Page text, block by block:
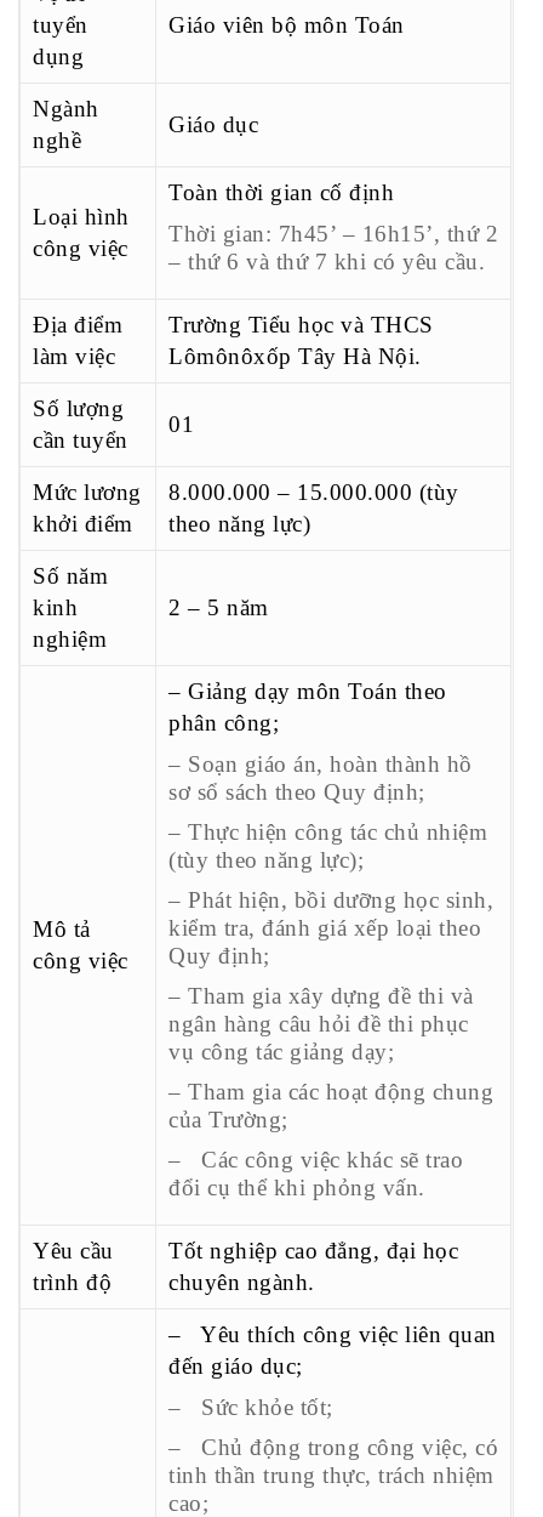
tuyển
dụng
Giáo viên bộ môn Toán
Ngành
nghề
Giáo dục
Loại hình
công việc
Toàn thời gian cố định
Thời gian: 7h45’ – 16h15’, thứ 2
– thứ 6 và thứ 7 khi có yêu cầu.
Địa điểm
làm việc
Trường Tiểu học và THCS
Lômônôxốp Tây Hà Nội.
Số lượng
cần tuyển
01
Mức lương
khởi điểm
8.000.000 – 15.000.000 (tùy
theo năng lực)
Số năm
kinh
nghiệm
2 – 5 năm
Mô tả
công việc
– Giảng dạy môn Toán theo
phân công;
– Soạn giáo án, hoàn thành hồ
sơ sổ sách theo Quy định;
– Thực hiện công tác chủ nhiệm
(tùy theo năng lực);
– Phát hiện, bồi dưỡng học sinh,
kiểm tra, đánh giá xếp loại theo
Quy định;
– Tham gia xây dựng đề thi và
ngân hàng câu hỏi đề thi phục
vụ công tác giảng dạy;
– Tham gia các hoạt động chung
của Trường;
– Các công việc khác sẽ trao
đổi cụ thể khi phỏng vấn.
Yêu cầu
trình độ
Tốt nghiệp cao đẳng, đại học
chuyên ngành.
– Yêu thích công việc liên quan
đến giáo dục;
– Sức khỏe tốt;
– Chủ động trong công việc, có
tinh thần trung thực, trách nhiệm
cao;